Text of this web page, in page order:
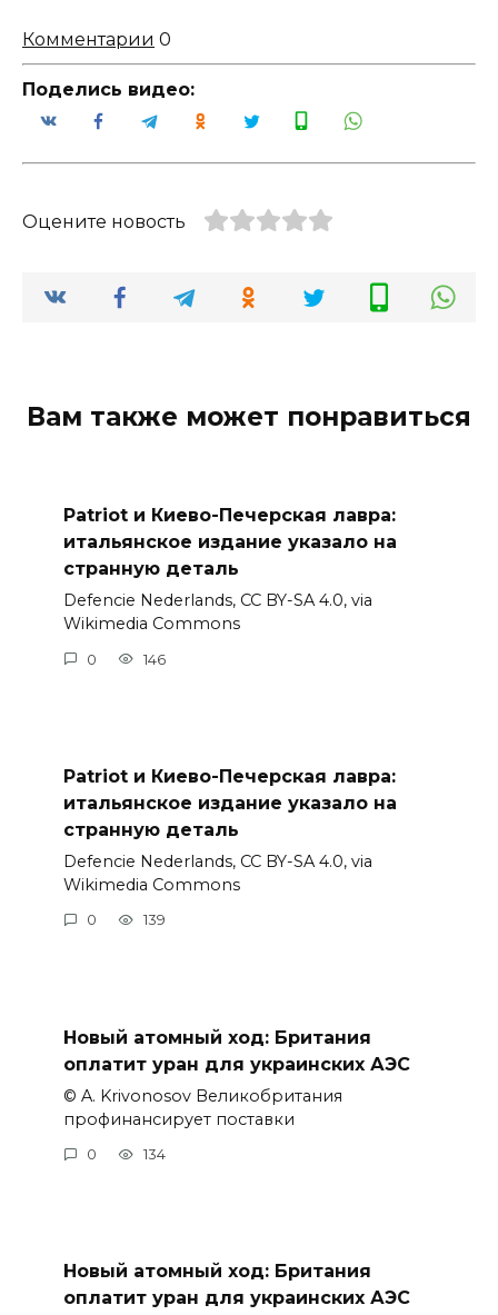
Комментарии 0
Поделись видео:
Оцените новость
Вам также может понравиться
Patriot и Киево-Печерская лавра:
итальянское издание указало на
странную деталь
Defencie Nederlands, CC BY-SA 4.0, via
Wikimedia Commons
0 146
Patriot и Киево-Печерская лавра:
итальянское издание указало на
странную деталь
Defencie Nederlands, CC BY-SA 4.0, via
Wikimedia Commons
0 139
Новый атомный ход: Британия
оплатит уран для украинских АЭС
© A. Krivonosov Великобритания
профинансирует поставки
0 134
Новый атомный ход: Британия
оплатит уран для украинских АЭС